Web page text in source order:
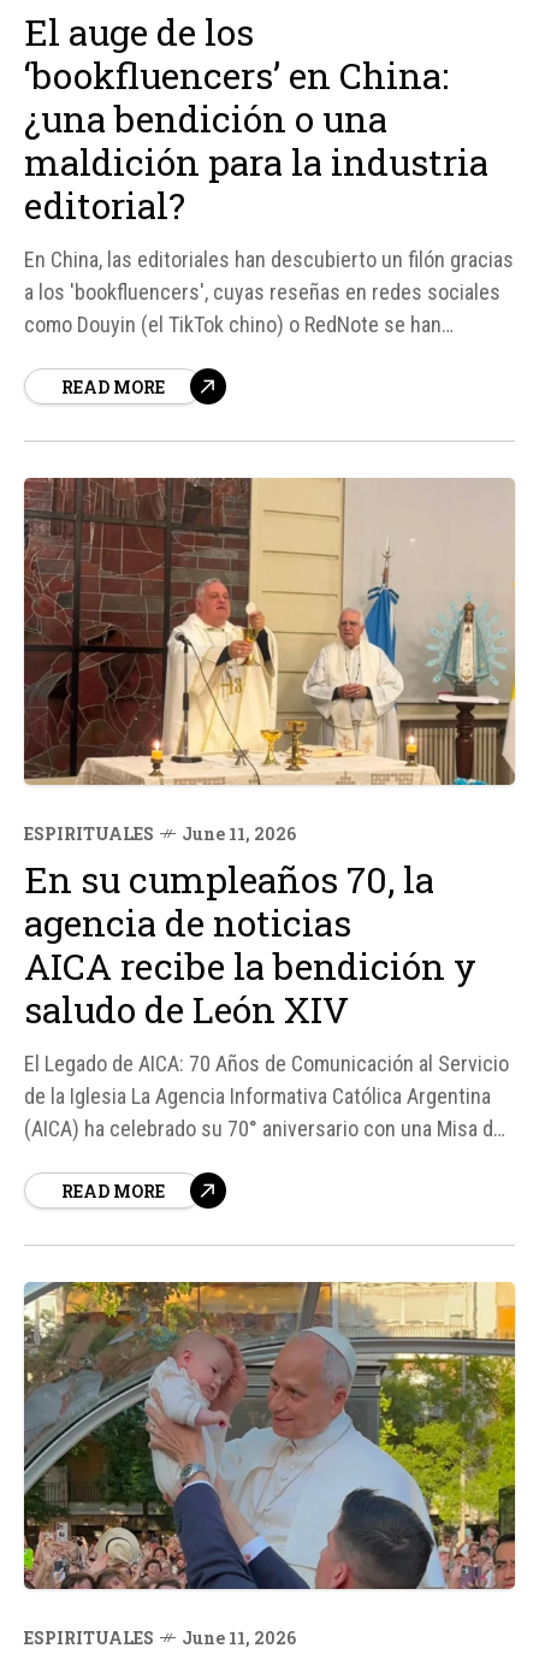
El auge de los
‘bookfluencers’ en China:
¿una bendición o una
maldición para la industria
editorial?
En China, las editoriales han descubierto un filón gracias
a los 'bookfluencers', cuyas reseñas en redes sociales
como Douyin (el TikTok chino) o RedNote se han
los últimos años. Sin embargo, el volumen de libros y la
READ MORE
ESPIRITUALES June 11, 2026
En su cumpleaños 70, la
agencia de noticias
AICA recibe la bendición y
saludo de León XIV
El Legado de AICA: 70 Años de Comunicación al Servicio
de la Iglesia La Agencia Informativa Católica Argentina
(AICA) ha celebrado su 70° aniversario con una Misa de
Episcopal Argentina, donde recibió la bendición
READ MORE
ESPIRITUALES June 11, 2026